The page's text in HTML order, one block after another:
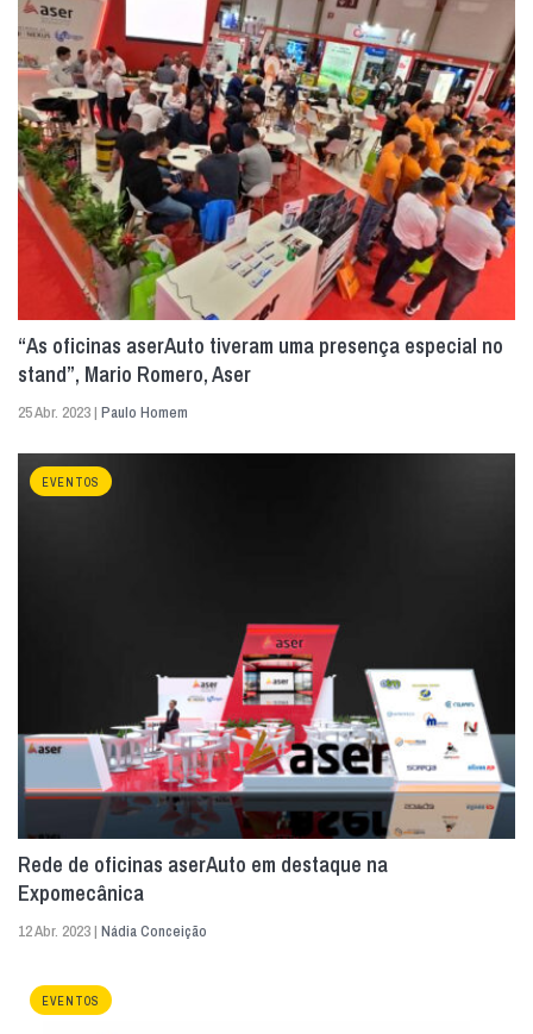
“As oficinas aserAuto tiveram uma presença especial no
stand”, Mario Romero, Aser
25 Abr. 2023 | Paulo Homem
EVENTOS
Rede de oficinas aserAuto em destaque na
Expomecânica
12 Abr. 2023 | Nádia Conceição
EVENTOS